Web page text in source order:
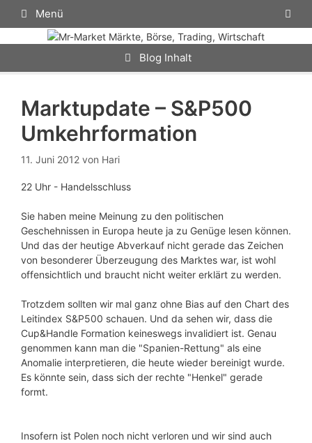
Inhalt
Menü
Blog Inhalt
Marktupdate – S&P500
Umkehrformation
11. Juni 2012 von Hari
22 Uhr - Handelsschluss
Sie haben meine Meinung zu den politischen
Geschehnissen in Europa heute ja zu Genüge lesen können.
Und das der heutige Abverkauf nicht gerade das Zeichen
von besonderer Überzeugung des Marktes war, ist wohl
offensichtlich und braucht nicht weiter erklärt zu werden.
Trotzdem sollten wir mal ganz ohne Bias auf den Chart des
Leitindex S&P500 schauen. Und da sehen wir, dass die
Cup&Handle Formation keineswegs invalidiert ist. Genau
genommen kann man die "Spanien-Rettung" als eine
Anomalie interpretieren, die heute wieder bereinigt wurde.
Es könnte sein, dass sich der rechte "Henkel" gerade
formt.
Insofern ist Polen noch nicht verloren und wir sind auch